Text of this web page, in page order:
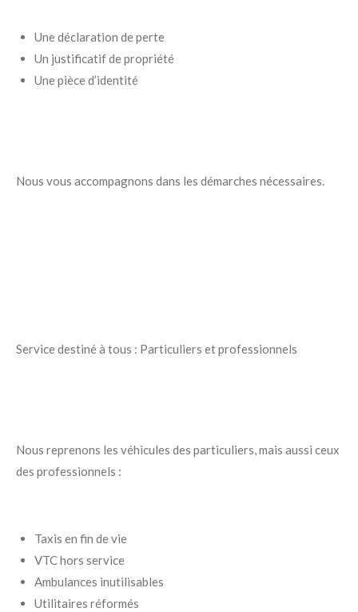
Une déclaration de perte
Un justificatif de propriété
Une pièce d’identité
Nous vous accompagnons dans les démarches nécessaires.
Service destiné à tous : Particuliers et professionnels
Nous reprenons les véhicules des particuliers, mais aussi ceux
des professionnels :
Taxis en fin de vie
VTC hors service
Ambulances inutilisables
Utilitaires réformés